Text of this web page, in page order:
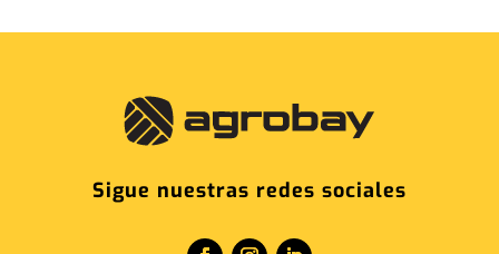
Sigue nuestras redes sociales